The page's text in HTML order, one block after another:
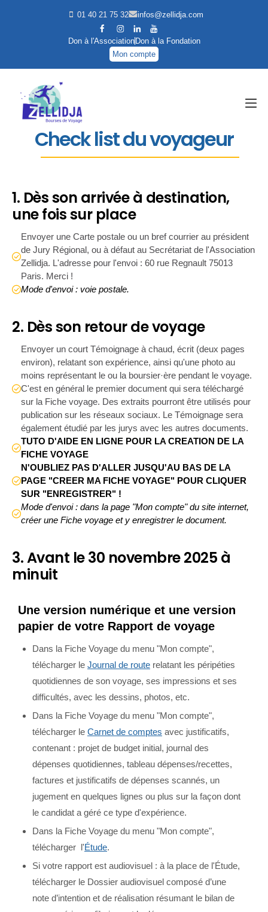
01 40 21 75 32 infos@zellidja.com
Don à l'Association Don à la Fondation
Mon compte
Check list du voyageur
1. Dès son arrivée à destination,
une fois sur place
Envoyer une Carte postale ou un bref courrier au président
de Jury Régional, ou à défaut au Secrétariat de l'Association
Zellidja. L'adresse pour l'envoi : 60 rue Regnault 75013
Paris. Merci !
Mode d'envoi : voie postale.
2. Dès son retour de voyage
Envoyer un court Témoignage à chaud, écrit (deux pages
environ), relatant son expérience, ainsi qu'une photo au
moins représentant le ou la boursier·ère pendant le voyage.
C'est en général le premier document qui sera téléchargé
sur la Fiche voyage. Des extraits pourront être utilisés pour
publication sur les réseaux sociaux. Le Témoignage sera
également étudié par les jurys avec les autres documents.
TUTO D'AIDE EN LIGNE POUR LA CREATION DE LA
FICHE VOYAGE
N'OUBLIEZ PAS D'ALLER JUSQU'AU BAS DE LA
PAGE "CREER MA FICHE VOYAGE" POUR CLIQUER
SUR "ENREGISTRER" !
Mode d'envoi : dans la page "Mon compte" du site internet,
créer une Fiche voyage et y enregistrer le document.
3. Avant le 30 novembre 2025 à
minuit
Une version numérique et une version
papier de votre Rapport de voyage
Dans la Fiche Voyage du menu "Mon compte",
télécharger le Journal de route relatant les péripéties
quotidiennes de son voyage, ses impressions et ses
difficultés, avec les dessins, photos, etc.
Dans la Fiche Voyage du menu "Mon compte",
télécharger le Carnet de comptes avec justificatifs,
contenant : projet de budget initial, journal des
dépenses quotidiennes, tableau dépenses/recettes,
factures et justificatifs de dépenses scannés, un
jugement en quelques lignes ou plus sur la façon dont
le candidat a géré ce type d'expérience.
Dans la Fiche Voyage du menu "Mon compte",
télécharger l'Étude.
Si votre rapport est audiovisuel : à la place de l'Étude,
télécharger le Dossier audiovisuel composé d’une
note d’intention et de réalisation résumant le bilan de